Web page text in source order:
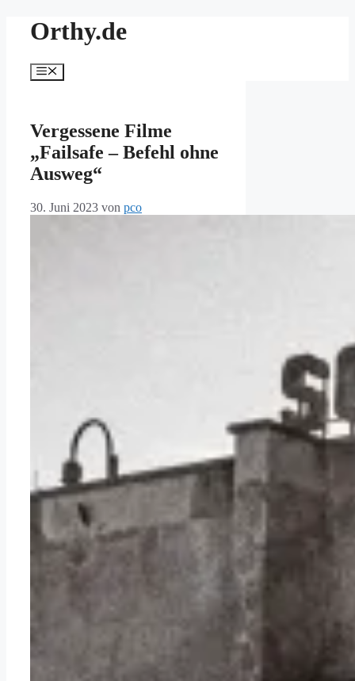
InhaltOrthy.de
Menü
Vergessene Filme
„Failsafe – Befehl ohne
Ausweg“
30. Juni 2023 von pco